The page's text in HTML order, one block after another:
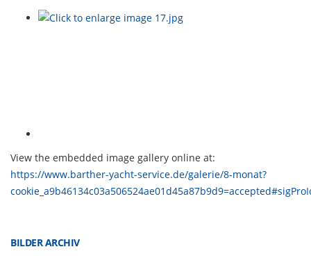
View the embedded image gallery online at:
https://www.barther-yacht-service.de/galerie/8-monat?
BILDER ARCHIV